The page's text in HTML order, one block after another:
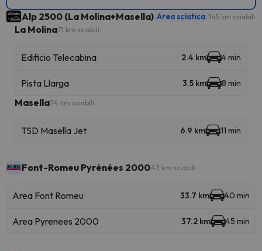
Alp 2500 (La Molina+Masella) Area sciistica 145 km sciabili
La Molina71 km sciabili
Edificio Telecabina 2.4 km 4 min
Pista Llarga 3.5 km 8 min
Masella74 km sciabili
TSD Masella Jet 6.9 km 11 min
Font-Romeu Pyrénées 200043 km sciabili
Area Font Romeu 33.7 km 40 min
Area Pyrenees 2000 37.2 km 45 min